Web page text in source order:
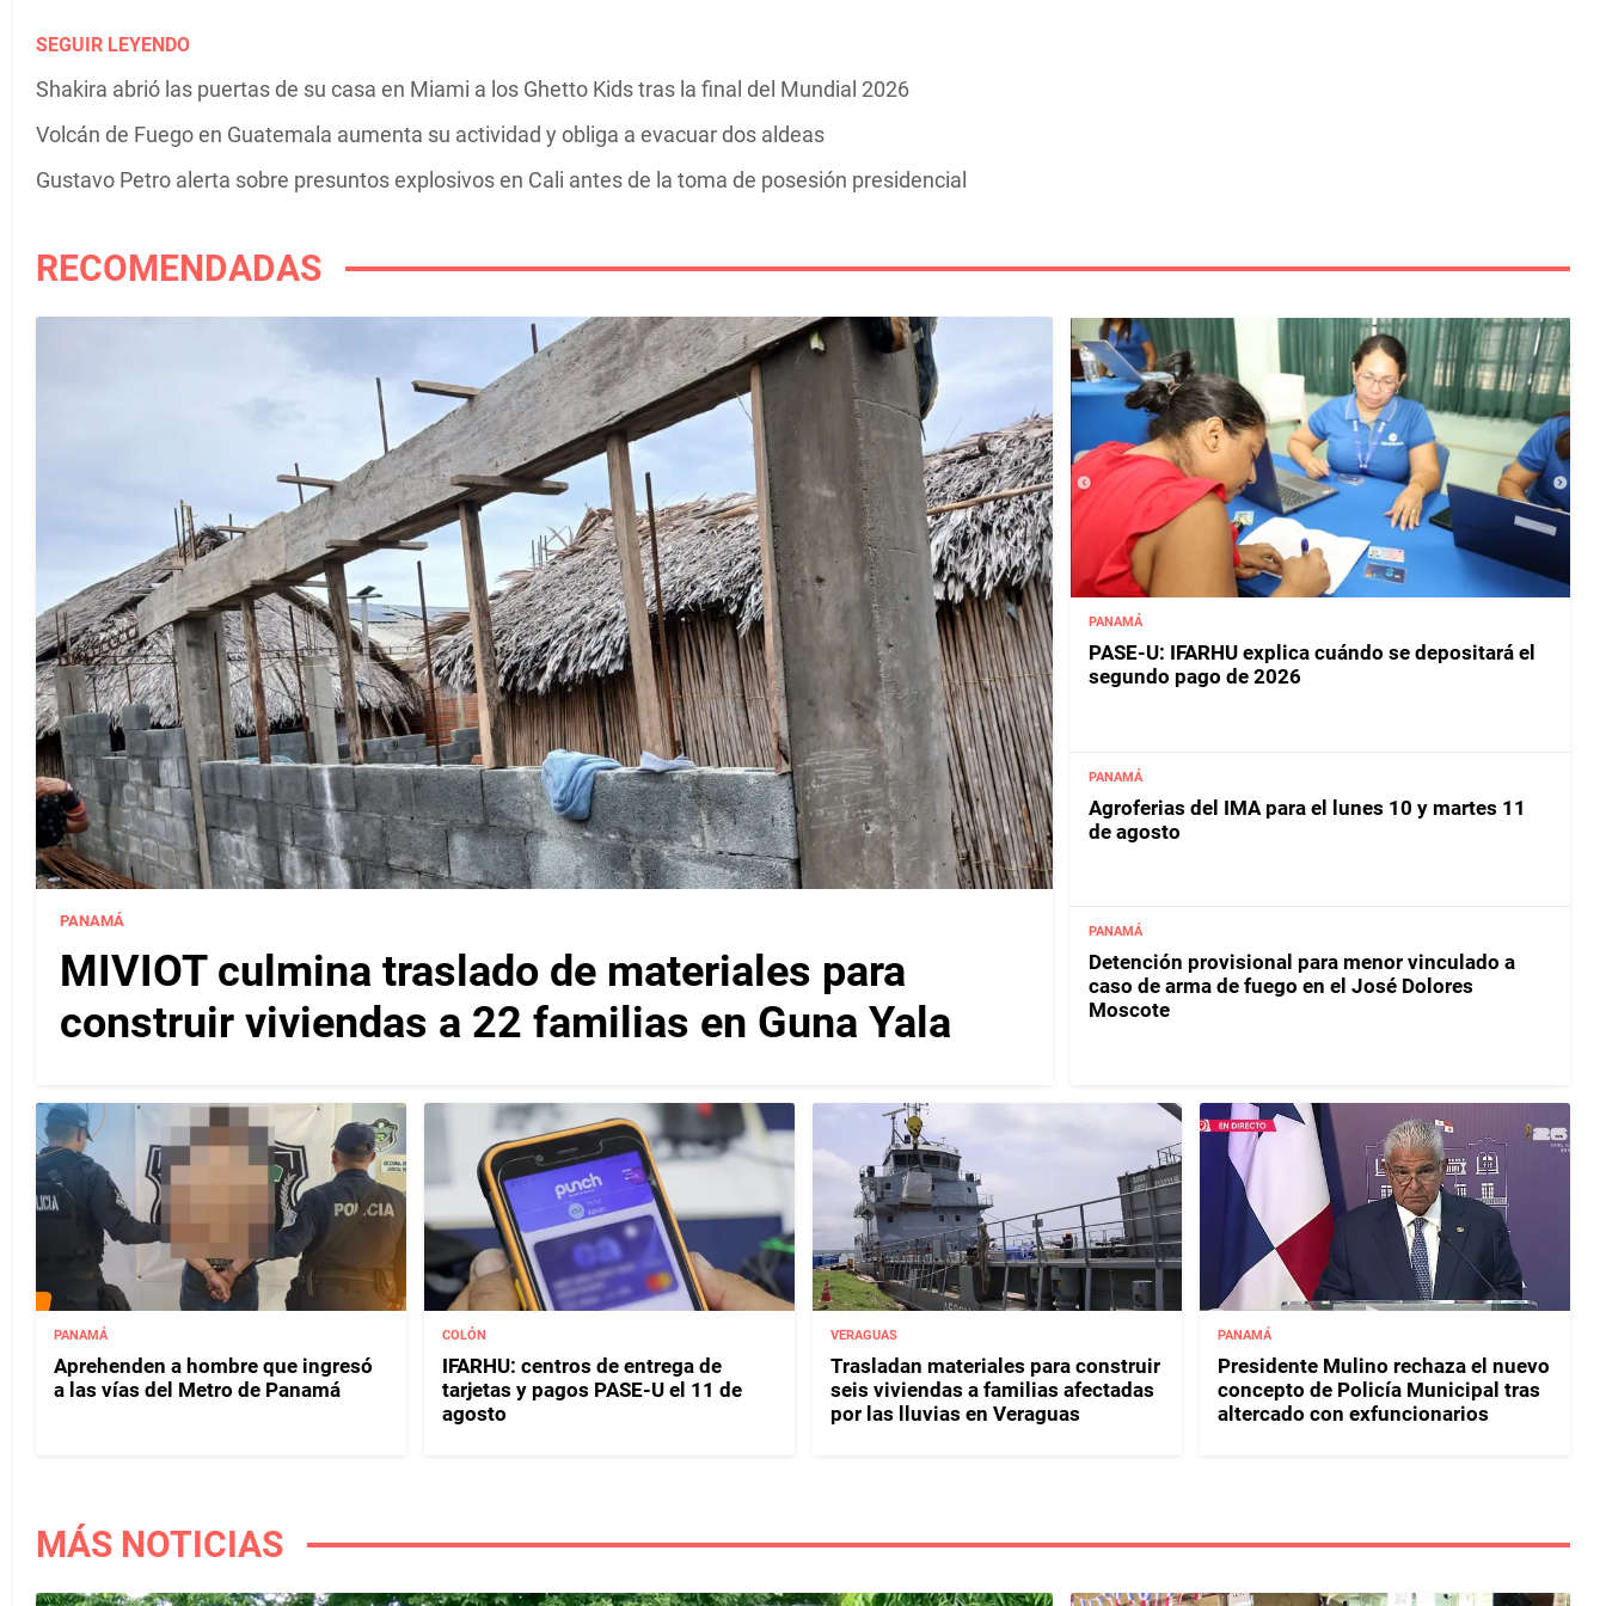
SEGUIR LEYENDO
Shakira abrió las puertas de su casa en Miami a los Ghetto Kids tras la final del Mundial 2026
Volcán de Fuego en Guatemala aumenta su actividad y obliga a evacuar dos aldeas
Gustavo Petro alerta sobre presuntos explosivos en Cali antes de la toma de posesión presidencial
RECOMENDADAS
PANAMÁ
MIVIOT culmina traslado de materiales para
construir viviendas a 22 familias en Guna Yala
PANAMÁ
PASE-U: IFARHU explica cuándo se depositará el
segundo pago de 2026
PANAMÁ
Agroferias del IMA para el lunes 10 y martes 11
de agosto
PANAMÁ
Detención provisional para menor vinculado a
caso de arma de fuego en el José Dolores
Moscote
PANAMÁ
Aprehenden a hombre que ingresó
a las vías del Metro de Panamá
COLÓN
IFARHU: centros de entrega de
tarjetas y pagos PASE-U el 11 de
agosto
VERAGUAS
Trasladan materiales para construir
seis viviendas a familias afectadas
por las lluvias en Veraguas
PANAMÁ
Presidente Mulino rechaza el nuevo
concepto de Policía Municipal tras
altercado con exfuncionarios
MÁS NOTICIAS